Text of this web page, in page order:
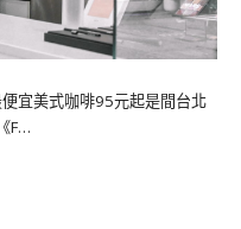
便宜美式咖啡95元起是間台北
F…